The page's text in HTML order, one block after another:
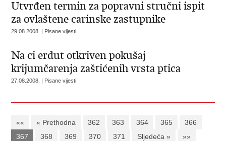
Utvrđen termin za popravni stručni ispit
za ovlaštene carinske zastupnike
29.08.2008. | Pisane vijesti
Na ci erdut otkriven pokušaj
krijumčarenja zaštićenih vrsta ptica
27.08.2008. | Pisane vijesti
«« « Prethodna 362 363 364 365
366
367
368 369 370 371 Sljedeća » »»